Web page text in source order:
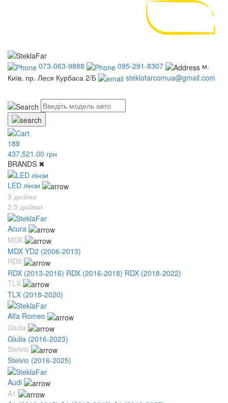
073-063-9888 095-291-8307
м.
Київ, пр. Леся Курбаса 2/Б
steklofarcomua@gmail.com
189
437,521.00 грн
BRANDS ✖
LED лінзи
3 дюйми
2.5 дюйми
Acura
MDX
MDX YD2 (2006-2013)
RDX
RDX (2013-2016) RDX (2016-2018) RDX (2018-2022)
TLX
TLX (2018-2020)
Alfa Romeo
Giulia
Giulia (2016-2023)
Stelvio
Stelvio (2016-2025)
Audi
A1